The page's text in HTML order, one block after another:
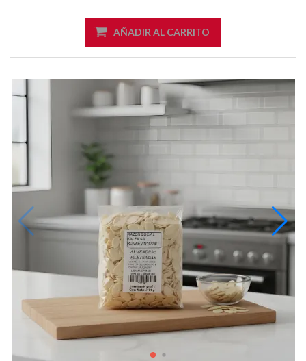
AÑADIR AL CARRITO